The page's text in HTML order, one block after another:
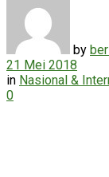
by
21 Mei 2018
in Nasional &
0